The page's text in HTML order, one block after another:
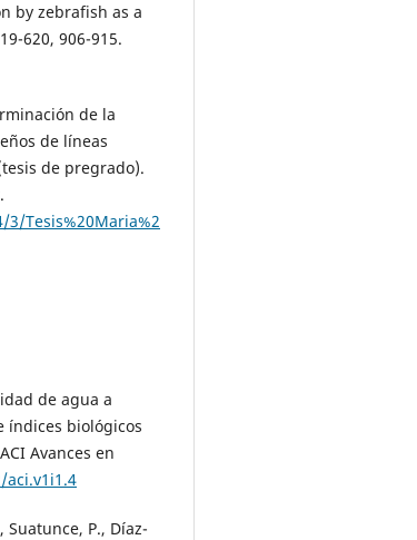
by zebrafish as a
620, 906-915.
de la
de líneas
de pregrado).
Tesis%20Maria%2
de agua a
índices biológicos
Avances en
Suatunce, P., Díaz-